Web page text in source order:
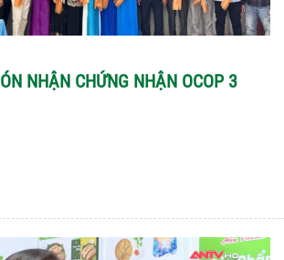
NHẬN CHỨNG NHẬN OCOP 3